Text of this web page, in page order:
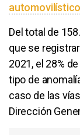
automovilístico
Del total de
que se
2021, el 28%
tipo de
caso de las
Dirección